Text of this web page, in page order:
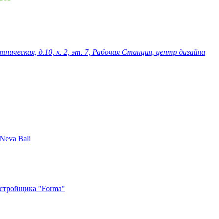
д.10, к. 2, эт. 7, Рабочая Станция, центр дизайна
Bali
"Forma"